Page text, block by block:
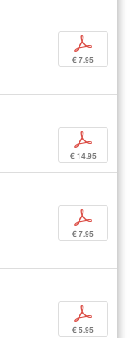
p
€ 7,95
p
€ 14,95
p
€ 7,95
p
€ 5,95